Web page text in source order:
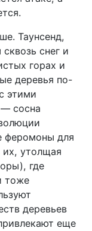
Таунсенд,
снег и
горах и
деревья по-
этими
сосна
феромоны для
их, утолщая
где
тоже
деревьев
еще